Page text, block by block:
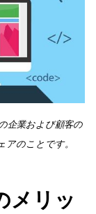
企業および顧客の
のことです。
メリッ